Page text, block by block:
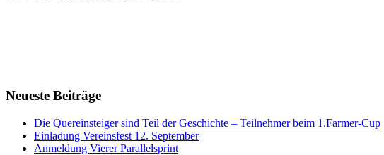
Neueste Beiträge
Die Quereinsteiger sind Teil der Geschichte – Teilnehmer beim 1.Farmer-Cup
Einladung Vereinsfest 12. September
Anmeldung Vierer Parallelsprint